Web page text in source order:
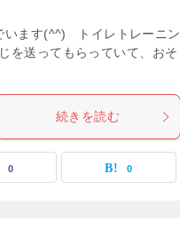
います(^^) トイレトレーニン
を送ってもらっていて、おそ
続きを読む
0 0